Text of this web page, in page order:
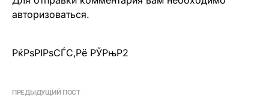
авторизоваться.
РќРѕРІРѕСЃС‚Рё РЎРњР2
ПРЕДЫДУЩИЙ ПОСТ